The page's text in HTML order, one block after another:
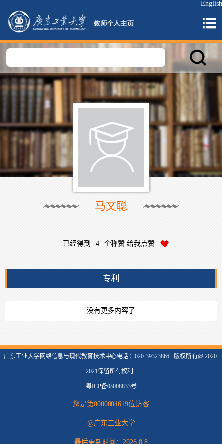
English
马文聪
已经得到 4 个称赞 给我点赞
专利
没有更多内容了
广东工业大学网络信息与现代教育技术中心电话：020-39323866 版权所有@ 2020-
2021保留所有权利
粤ICP备05008833号
您是第0000004619位访客
@广东工业大学
最后更新时间： 2026.8.8